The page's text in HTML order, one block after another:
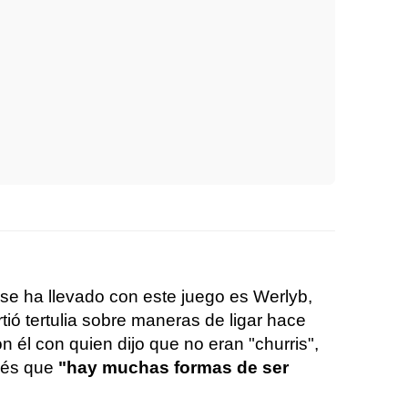
ha llevado con este juego es Werlyb,
tertulia sobre maneras de ligar hace
él con quien dijo que no eran "churris",
que "hay muchas formas de ser